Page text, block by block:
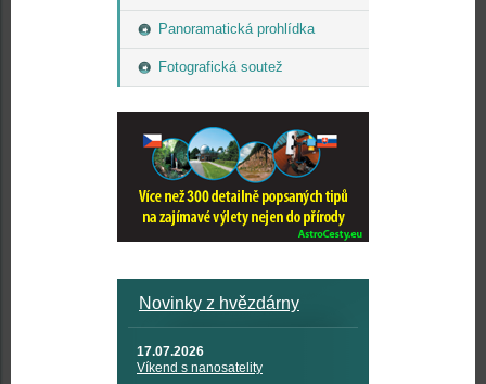
Panoramatická prohlídka
Fotografická soutež
Novinky z hvězdárny
17.07.2026
Víkend s nanosatelity